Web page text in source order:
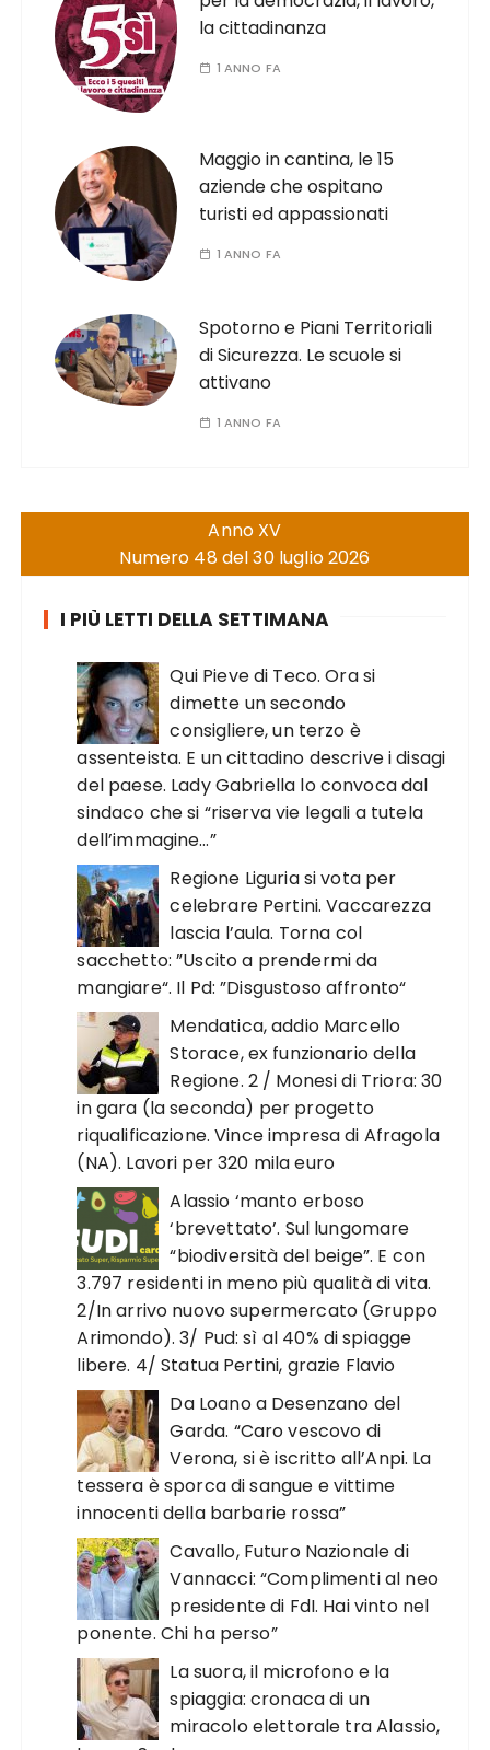
la cittadinanza
1 ANNO FA
Maggio in cantina, le 15
aziende che ospitano
turisti ed appassionati
1 ANNO FA
Spotorno e Piani Territoriali
di Sicurezza. Le scuole si
attivano
1 ANNO FA
Anno XV
Numero 48 del 30 luglio 2026
I PIÙ LETTI DELLA SETTIMANA
Qui Pieve di Teco. Ora si
dimette un secondo
consigliere, un terzo è
assenteista. E un cittadino descrive i disagi
del paese. Lady Gabriella lo convoca dal
sindaco che si “riserva vie legali a tutela
dell’immagine…”
Regione Liguria si vota per
celebrare Pertini. Vaccarezza
lascia l’aula. Torna col
sacchetto: ”Uscito a prendermi da
mangiare“. Il Pd: ”Disgustoso affronto“
Mendatica, addio Marcello
Storace, ex funzionario della
Regione. 2 / Monesi di Triora: 30
in gara (la seconda) per progetto
riqualificazione. Vince impresa di Afragola
(NA). Lavori per 320 mila euro
Alassio ‘manto erboso
‘brevettato’. Sul lungomare
“biodiversità del beige”. E con
3.797 residenti in meno più qualità di vita.
2/In arrivo nuovo supermercato (Gruppo
Arimondo). 3/ Pud: sì al 40% di spiagge
libere. 4/ Statua Pertini, grazie Flavio
Da Loano a Desenzano del
Garda. “Caro vescovo di
Verona, si è iscritto all’Anpi. La
tessera è sporca di sangue e vittime
innocenti della barbarie rossa”
Cavallo, Futuro Nazionale di
Vannacci: “Complimenti al neo
presidente di FdI. Hai vinto nel
ponente. Chi ha perso”
La suora, il microfono e la
spiaggia: cronaca di un
miracolo elettorale tra Alassio,